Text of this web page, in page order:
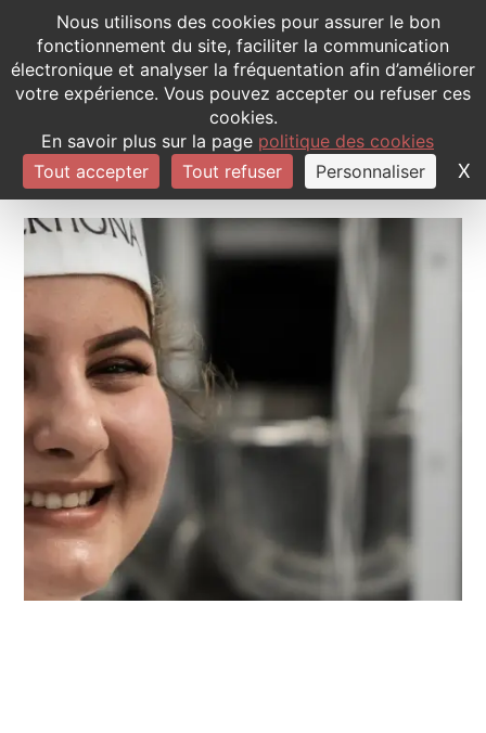
Panneau de gestion des cookies
Nous utilisons des cookies pour assurer le bon
fonctionnement du site, faciliter la communication
électronique et analyser la fréquentation afin d’améliorer
votre expérience. Vous pouvez accepter ou refuser ces
cookies.
En savoir plus sur la page politique des cookies
Tout accepter
Tout refuser Personnaliser X